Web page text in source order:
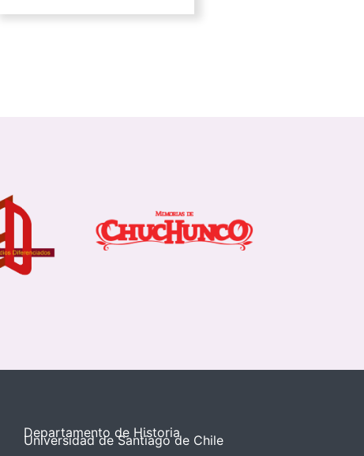
Departamento de Historia
Universidad de Santiago de Chile